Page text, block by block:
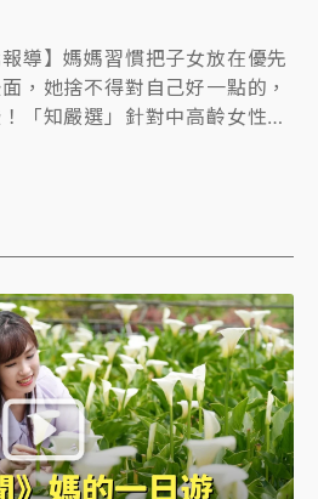
導】媽媽習慣把子女放在優先
，她捨不得對自己好一點的，
「知嚴選」針對中高齡女性，
的核心保健品，「UC-II關健守
一次顧到位，祭出母親節檔期